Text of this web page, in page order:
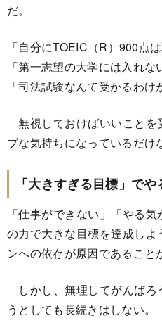
だ。
「自分にTOEIC（R）900点
「第一志望の大学には入れな
「司法試験なんて受かるわけ
無視しておけばいいことを
ブな気持ちになっているだけ
「大きすぎる目標」で
「仕事ができない」「やる
の力で大きな目標を達成し
ンへの依存が原因であること
しかし、無理してがんばろ
うとしても長続きはしない。